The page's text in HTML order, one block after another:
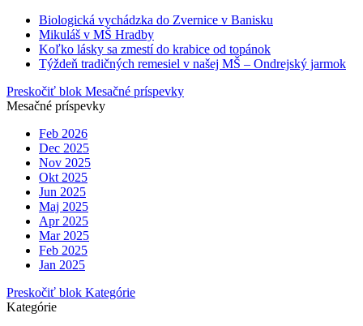
Biologická vychádzka do Zvernice v Banisku
Mikuláš v MŠ Hradby
Koľko lásky sa zmestí do krabice od topánok
Týždeň tradičných remesiel v našej MŠ – Ondrejský jarmok
Preskočiť blok Mesačné príspevky
Mesačné príspevky
Feb 2026
Dec 2025
Nov 2025
Okt 2025
Jun 2025
Maj 2025
Apr 2025
Mar 2025
Feb 2025
Jan 2025
Preskočiť blok Kategórie
Kategórie